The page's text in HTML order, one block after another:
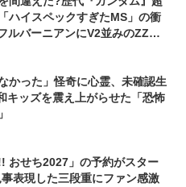
ハイスペックすぎたMS」の衝
かった」怪奇に心霊、未確認生
キッズを震え上がらせた「恐怖
おせち2027」の予約がスター
事表現した三段重にファン感激